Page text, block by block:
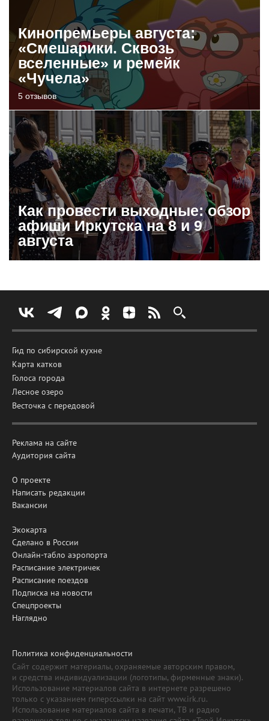
Кинопремьеры августа:
«Смешарики. Сквозь
вселенные» и ремейк
«Чучела»
5 отзывов
Как провести выходные: обзор
афиши Иркутска на 8 и 9
августа
Гид по сибирской кухне
Карта катков
Голоса города
Лесное озеро
Весточка с передовой
Реклама на сайте
Аудитория сайта
О проекте
Написать редакции
Вакансии
Экокарта
Сделано в России
Онлайн-табло аэропорта
Расписание электричек
Расписание поездов
Подписка на новости
Спецпроекты
Наглядно
Политика конфиденциальности
Сайт содержит материалы, охраняемые авторским правом,
и средства индивидуализации (логотипы, фирменные знаки).
Использование материалов сайта в интернете разрешено
только с указанием гиперссылки на сайт www.irk.ru.
Использование материалов сайта в печати, ТВ и радио